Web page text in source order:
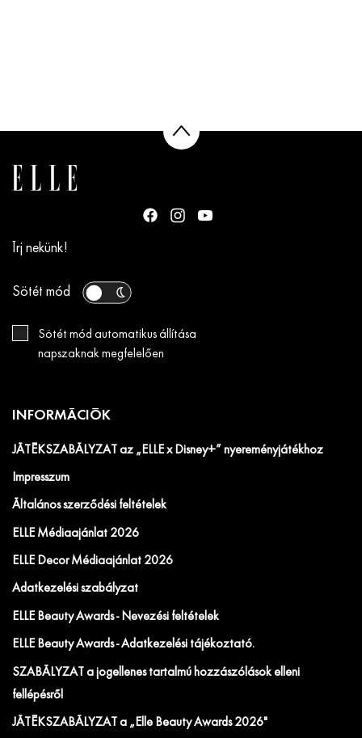
Írj nekünk!
Sötét mód
Sötét mód automatikus állítása
napszaknak megfelelően
INFORMÁCIÓK
JÁTÉKSZABÁLYZAT az „ELLE x Disney+” nyereményjátékhoz
Impresszum
Általános szerződési feltételek
ELLE Médiaajánlat 2026
ELLE Decor Médiaajánlat 2026
Adatkezelési szabályzat
ELLE Beauty Awards - Nevezési feltételek
ELLE Beauty Awards - Adatkezelési tájékoztató.
SZABÁLYZAT a jogellenes tartalmú hozzászólások elleni
fellépésről
JÁTÉKSZABÁLYZAT a „Elle Beauty Awards 2026"